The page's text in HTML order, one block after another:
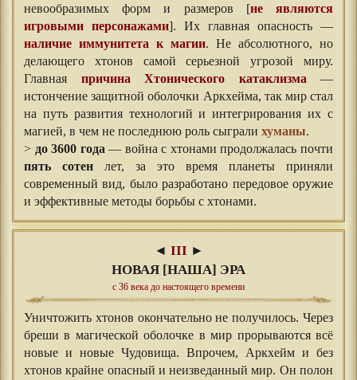
невообразимых форм и размеров [не являются
игровыми персонажами]. Их главная опасность —
наличие иммунитета к магии. Не абсолютного, но
делающего хтонов самой серьезной угрозой миру.
Главная причина Хтонического катаклизма—
истончение защитной оболочки Аркхейма, так мир стал
на путь развития технологий и интегрирования их с
магией, в чем не последнюю роль сыграли хуманы.
> до 3600 года— война с хтонами продолжалась почти
пять сотен лет, за это время планеты приняли
современный вид, было разработано передовое оружие
и эффективные методы борьбы с хтонами.
◄ III ►
НОВАЯ [НАША] ЭРА
с 36 века до настоящего времени
Уничтожить хтонов окончательно не получилось. Через
бреши в магической оболочке в мир прорываются всё
новые и новые Чудовища. Впрочем, Аркхейм и без
хтонов крайне опасный и неизведанный мир. Он полон